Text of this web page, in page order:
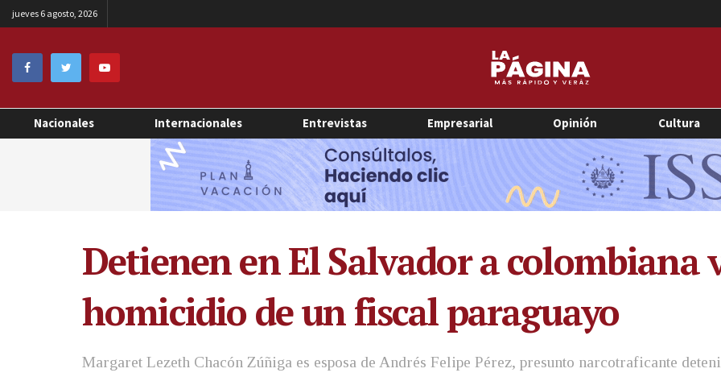
jueves 6 agosto, 2026
Nacionales Internacionales Entrevistas Empresarial Opinión Cultura
Detienen en El Salvador a colombiana
homicidio de un fiscal paraguayo
Margaret Lezeth Chacón Zúñiga es esposa de Andrés Felipe Pérez, presunto narcotraficante